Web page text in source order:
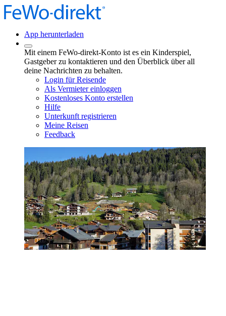
App herunterladen
Mit einem FeWo-direkt-Konto ist es ein Kinderspiel,
Gastgeber zu kontaktieren und den Überblick über all
deine Nachrichten zu behalten.
Login für Reisende
Als Vermieter einloggen
Kostenloses Konto erstellen
Hilfe
Unterkunft registrieren
Meine Reisen
Feedback